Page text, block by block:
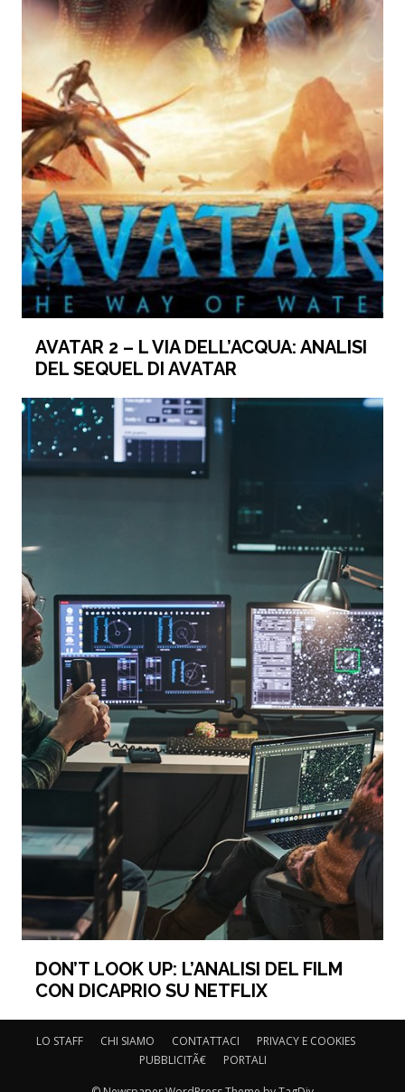
AVATAR 2 – L VIA DELL’ACQUA: ANALISI
DEL SEQUEL DI AVATAR
DON’T LOOK UP: L’ANALISI DEL FILM
CON DICAPRIO SU NETFLIX
LO STAFF CHI SIAMO CONTATTACI
PRIVACY E COOKIES
PUBBLICITÃ€
PORTALI